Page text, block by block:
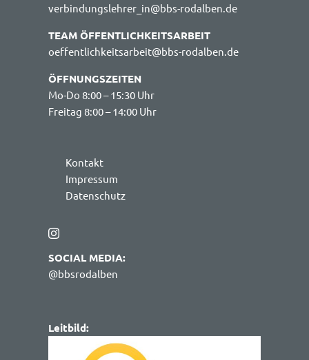
verbindungslehrer_in@bbs-rodalben.de
TEAM ÖFFENTLICHKEITSARBEIT
oeffentlichkeitsarbeit@bbs-rodalben.de
ÖFFNUNGSZEITEN
Mo-Do 8:00 – 15:30 Uhr
Freitag 8:00 – 14:00 Uhr
Kontakt
Impressum
Datenschutz
SOCIAL MEDIA:
@bbsrodalben
Leitbild: